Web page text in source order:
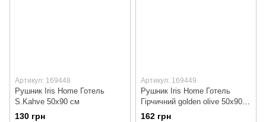
Артикул: 169448
Рушник Iris Home Готель
S.Kahve 50x90 см
130 грн
Артикул: 169449
Рушник Iris Home Готель
Гірчичний golden olive 50x90
см
162 грн